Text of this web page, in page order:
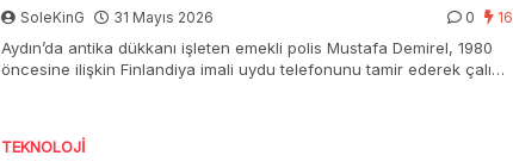
SoleKinG 31 Mayıs 2026 0 16
Aydın’da antika dükkanı işleten emekli polis Mustafa Demirel, 1980
öncesine ilişkin Finlandiya imali uydu telefonunu tamir ederek çalışır
TEKNOLOJI